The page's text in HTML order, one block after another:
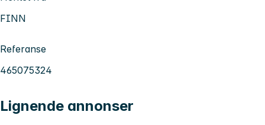
FINN
Referanse
465075324
Lignende annonser